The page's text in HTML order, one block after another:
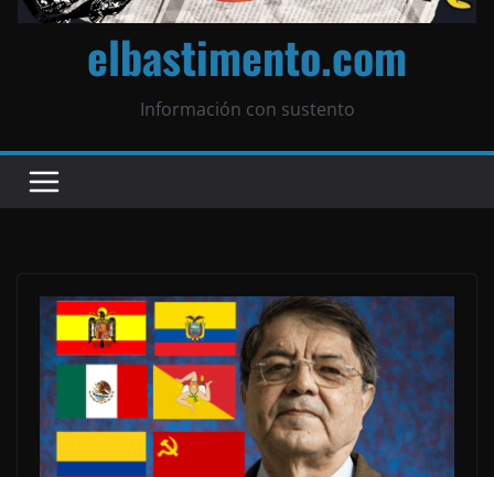
elbastimento.com
Información con sustento